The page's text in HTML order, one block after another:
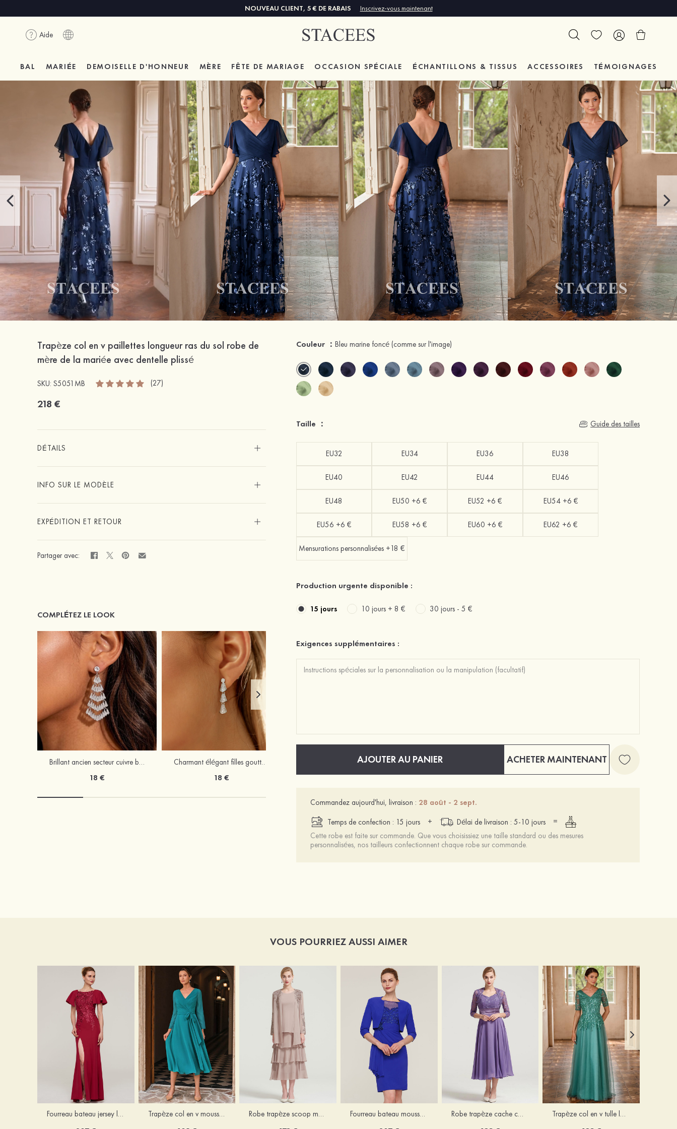
NOUVEAU CLIENT, 5 € DE RABAIS Inscrivez-vous maintenant
Aide
BAL MARIÉE DEMOISELLE D'HONNEUR MÈRE FÊTE DE MARIAGE OCCASION SPÉCIALE ÉCHANTILLONS & TISSUS ACCESSOIRES TÉMOIGNAGES
Trapèze col en v paillettes longueur ras du sol robe de
mère de la mariée avec dentelle plissé
SKU: S5051MB (27)
218 €
DÉTAILS
INFO SUR LE MODÈLE
EXPÉDITION ET RETOUR
Partager avec:
COMPLÉTEZ LE LOOK
Brillant ancien secteur cuivre boucles d'oreilles avec zircone cubique
18 €
Charmant élégant filles gouttes alliage boucles d'oreilles avec zircone cubique
18 €
Mariée onirique polyester soutien-gorge
12 €
Femmes cuir microfibre talons à bout ouvert sandales occasion spéciale chaussures de mode
63 € 45 €
Couleur ：Bleu marine foncé (comme sur l'image)
Taille ： Guide des tailles
EU32 EU34 EU36 EU38
EU40 EU42 EU44 EU46
EU48 EU50 +6 € EU52 +6 € EU54 +6 €
EU56 +6 € EU58 +6 € EU60 +6 € EU62 +6 €
Mensurations personnalisées +18 €
Production urgente disponible :
15 jours 10 jours + 8 € 30 jours -5 €
Exigences supplémentaires :
AJOUTER AU PANIER ACHETER MAINTENANT
Commandez aujourd'hui, livraison : 28 août - 2 sept.
Temps de confection : 15 jours
+ Délai de livraison : 5-10 jours
=
Cette robe est faite sur commande. Que vous choisissiez une taille standard ou des mesures
personnalisées, nos tailleurs confectionnent chaque robe sur commande.
VOUS POURRIEZ AUSSI AIMER
Fourreau bateau jersey longueur ras du sol robe de mère de la mariée avec appliqué fendue Trapèze col en v mousseline longueur mollet robe de mère de la mariée avec plissé ceintures Robe trapèze scoop mousseline longueur mollet robe de mère de la mariée avec appliqué volants veste Fourreau bateau mousseline longueur genou robe de mère de la mariée avec appliqué perle plissé veste Robe trapèze cache cœur mousseline longueur mollet robe de mère de la mariée avec plissé veste Trapèze col en v tulle longueur ras du sol robe de mère de la mariée avec perles paillettes